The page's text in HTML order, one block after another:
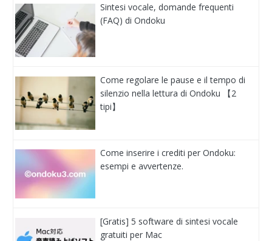
Sintesi vocale, domande frequenti
(FAQ) di Ondoku
Come regolare le pause e il tempo di
silenzio nella lettura di Ondoku 【2
tipi】
Come inserire i crediti per Ondoku:
esempi e avvertenze.
[Gratis] 5 software di sintesi vocale
gratuiti per Mac